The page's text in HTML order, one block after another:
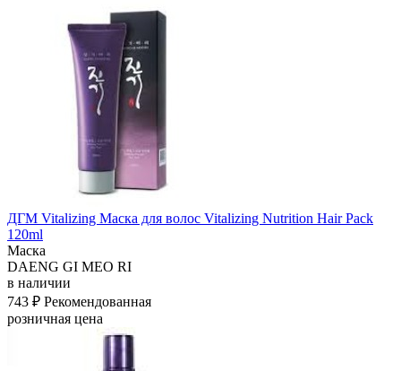
ДГМ Vitalizing Маска для волос Vitalizing Nutrition Hair Pack
120ml
Маска
DAENG GI MEO RI
в наличии
743 ₽ Рекомендованная
розничная цена